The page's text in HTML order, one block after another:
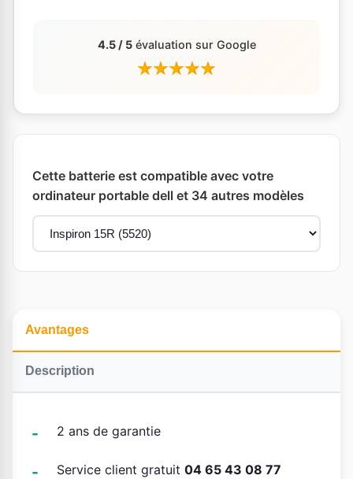
4.5 / 5évaluation sur Google
Cette batterie est compatible avec votre
ordinateur portable dell et 34 autres modèles
Avantages
Description
2 ans de garantie
Service client gratuit 04 65 43 08 77